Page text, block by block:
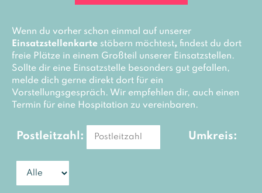
Wenn du vorher schon einmal auf unserer
Einsatzstellenkarte stöbern möchtest, findest du dort
freie Plätze in einem Großteil unserer Einsatzstellen.
Sollte dir eine Einsatzstelle besonders gut gefallen,
melde dich gerne direkt dort für ein
Vorstellungsgespräch. Wir empfehlen dir, auch einen
Termin für eine Hospitation zu vereinbaren.